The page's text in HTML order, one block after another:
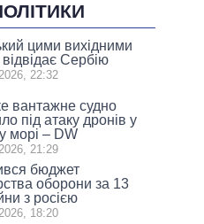
цими вихідними
Сербію
22:32
вантажне судно
під атаку дронів у
морі – DW
21:29
бюджет
оборони за 13
з росією
18:20